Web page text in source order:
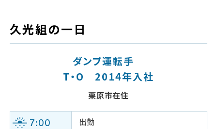
久光組の一日
ダンプ運転手
T・O 2014年入社
栗原市在住
7:00 出勤